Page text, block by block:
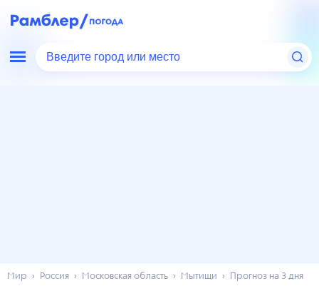
Введите город или место
Мир Россия Московская область Мытищи Прогноз на 3 дня